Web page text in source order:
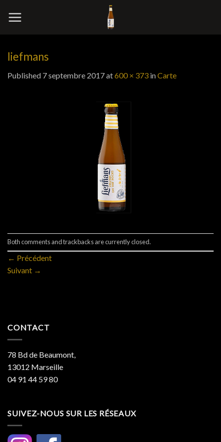
liefmans
Published 7 septembre 2017at600 × 373 inCarte
Both comments and trackbacks are currently closed.
← Précédent
Suivant →
CONTACT
78 Bd de Beaumont,
13012 Marseille
04 91 44 59 80
SUIVEZ-NOUS SUR LES RÉSEAUX